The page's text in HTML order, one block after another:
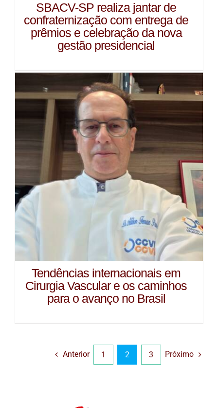
SBACV-SP realiza jantar de
confraternização com entrega de
prêmios e celebração da nova
gestão presidencial
Tendências internacionais em
Cirurgia Vascular e os caminhos
para o avanço no Brasil
Anterior 1 2 3 Próximo